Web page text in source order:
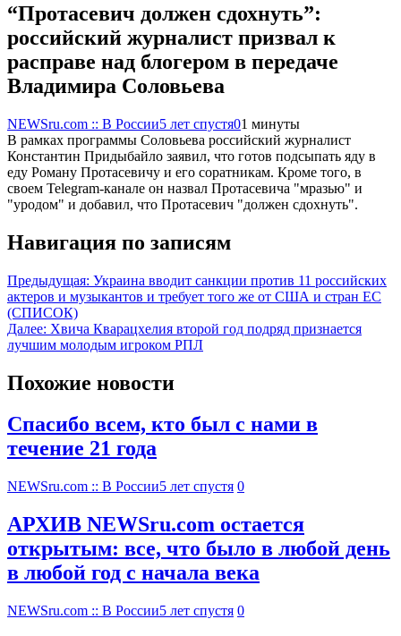
“Протасевич должен сдохнуть”:
российский журналист призвал к
расправе над блогером в передаче
Владимира Соловьева
NEWSru.com :: В России5 лет спустя01 минуты
В рамках программы Соловьева российский журналист
Константин Придыбайло заявил, что готов подсыпать яду в
еду Роману Протасевичу и его соратникам. Кроме того, в
своем Telegram-канале он назвал Протасевича "мразью" и
"уродом" и добавил, что Протасевич "должен сдохнуть".
Навигация по записям
Предыдущая: Украина вводит санкции против 11 российских
актеров и музыкантов и требует того же от США и стран ЕС
(СПИСОК)
Далее: Хвича Кварацхелия второй год подряд признается
лучшим молодым игроком РПЛ
Похожие новости
Спасибо всем, кто был с нами в
течение 21 года
NEWSru.com :: В России5 лет спустя 0
АРХИВ NEWSru.com остается
открытым: все, что было в любой день
в любой год с начала века
NEWSru.com :: В России5 лет спустя 0